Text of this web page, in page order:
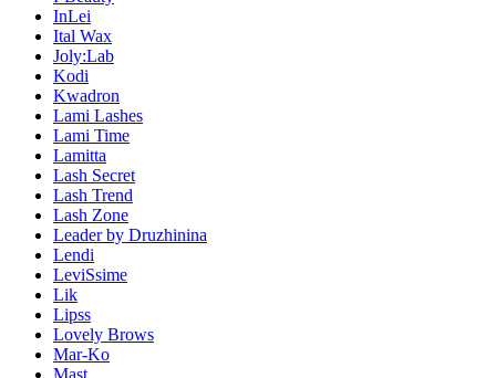
InLei
Ital Wax
Joly:Lab
Kodi
Kwadron
Lami Lashes
Lami Time
Lamitta
Lash Secret
Lash Trend
Lash Zone
Leader by Druzhinina
Lendi
LeviSsime
Lik
Lipss
Lovely Brows
Mar-Ko
Mast